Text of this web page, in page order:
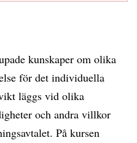
kunskaper om olika
för det individuella
läggs vid olika
och andra villkor
På kursen